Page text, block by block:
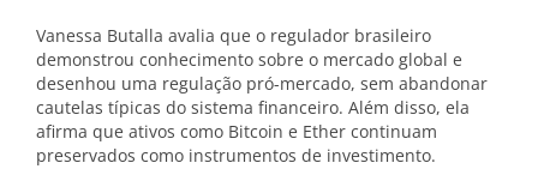
Vanessa Butalla avalia que o regulador brasileiro
demonstrou conhecimento sobre o mercado global e
desenhou uma regulação pró-mercado, sem abandonar
cautelas típicas do sistema financeiro. Além disso, ela
afirma que ativos como Bitcoin e Ether continuam
preservados como instrumentos de investimento.